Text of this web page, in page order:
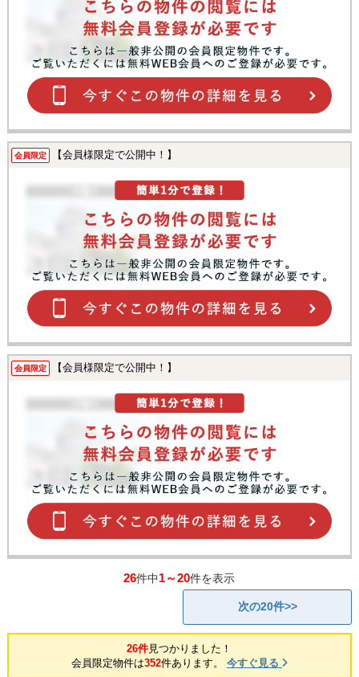
会員限定 【会員様限定で公開中！】
会員限定 【会員様限定で公開中！】
26件中1～20件を表示
次の20件>>
26件見つかりました！
会員限定物件は352件あります。 今すぐ見る